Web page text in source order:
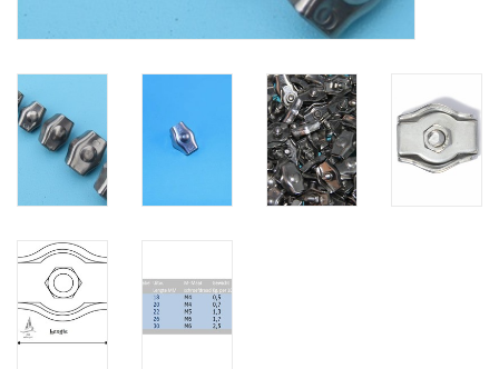
Staalkabel met coating
Staalkabel Klem